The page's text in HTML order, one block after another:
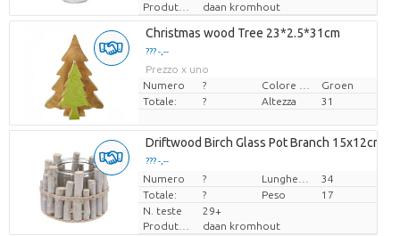
Produttore
daan kromhout
Christmas wood Tree 23*2.5*31cm
??? -,--
Prezzo x uno
Numero
?
Groen
Totale:
? Altezza 31
Driftwood Birch Glass Pot Branch 15x12cm
??? -,--
Prezzo x uno
Numero ?
34
Totale:
? Peso
17
N. teste
29+
Produttore
daan kromhout